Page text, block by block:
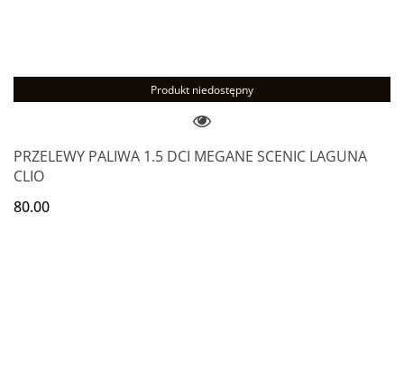
Produkt niedostępny
PRZELEWY PALIWA 1.5 DCI MEGANE SCENIC LAGUNA
CLIO
80.00